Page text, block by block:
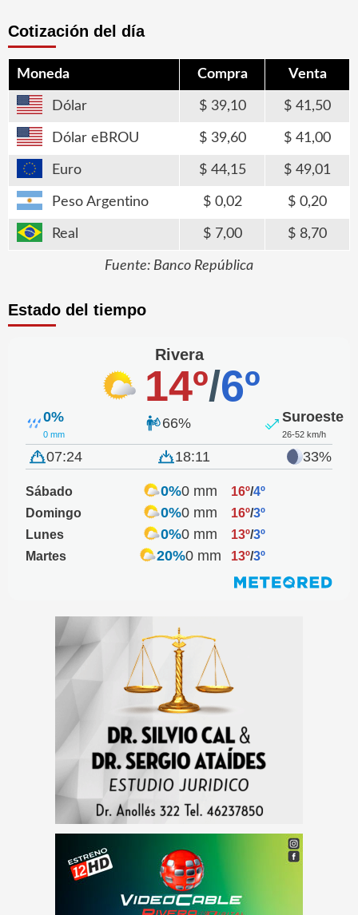
Cotización del día
Moneda Compra Venta
Dólar 39,10 41,50
Dólar eBROU 39,60 41,00
Euro 44,15 49,01
Peso Argentino 0,02 0,20
Real 7,00 8,70
Fuente: Banco República
Estado del tiempo
Rivera
14º/6º
0%
0 mm
66% Suroeste
26-52 km/h
07:24 18:11 33%
Sábado 0%0 mm 16º/4º
Domingo
0%0 mm 16º/3º
Lunes
0%0 mm 13º/3º
Martes
20%0 mm 13º/3º